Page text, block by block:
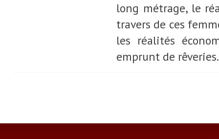
long métrage, le
travers de ces
les réalités
emprunt de rêveries.